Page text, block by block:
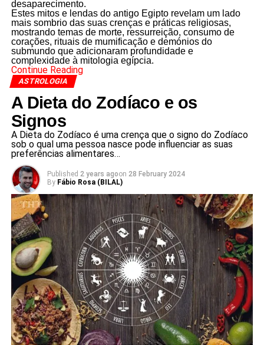
desaparecimento.
Estes mitos e lendas do antigo Egipto revelam um lado
mais sombrio das suas crenças e práticas religiosas,
mostrando temas de morte, ressurreição, consumo de
corações, rituais de mumificação e demónios do
submundo que adicionaram profundidade e
complexidade à mitologia egípcia.
Continue Reading
ASTROLOGIA
A Dieta do Zodíaco e os
Signos
A Dieta do Zodíaco é uma crença que o signo do Zodíaco
sob o qual uma pessoa nasce pode influenciar as suas
preferências alimentares…
Published 2 years agoon 28 February 2024
By Fábio Rosa (BILAL)